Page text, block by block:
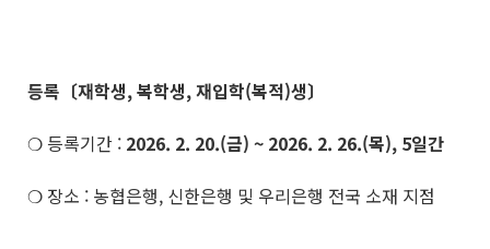
등록〔재학생, 복학생, 재입학(복적)생〕
❍ 등록기간 : 2026. 2. 20.(금) ~ 2026. 2. 26.(목), 5일간
❍ 장소 : 농협은행, 신한은행 및 우리은행 전국 소재 지점